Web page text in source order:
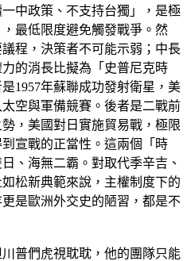
中政策、不支持台獨」，是極
最低限度避免觸發戰爭。然
程，決策者不可能示弱；中長
的消長比擬為「史普尼克時
1957年蘇聯成功發射衛星，美
空與軍備競賽。後者是二戰前
，美國對日實施貿易戰，極限
宣戰的正當性。這兩個「時
、海無二霸。對取代季辛吉、
松新典範來說，主權制度下的
是歐洲外交史的陋習，都是不
普們虎視耽耽，他的團隊只能